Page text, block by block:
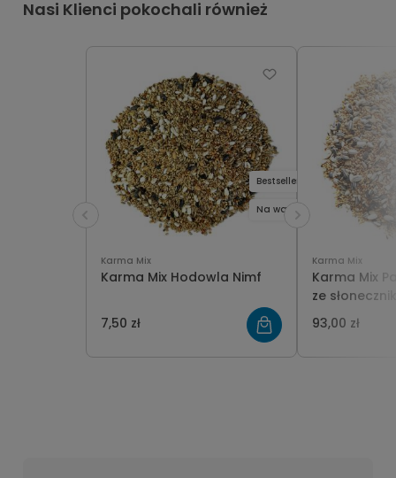
Nasi Klienci pokochali również
Karma Mix
Karma Mix Hodowla Nimf
7,50 zł
Na wagę
Bestseller
Karma Mix
Karma Mix
ze
93,00 zł